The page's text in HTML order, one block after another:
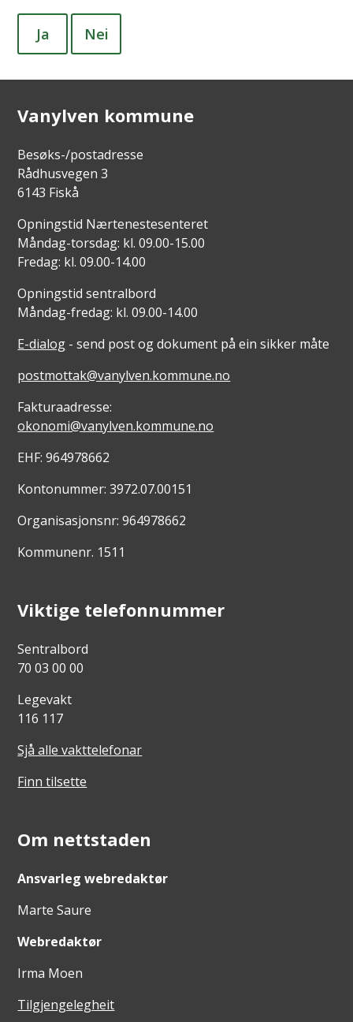
Ja Nei
Vanylven kommune
Besøks-/postadresse
Rådhusvegen 3
6143 Fiskå
Opningstid Nærtenestesenteret
Måndag-torsdag: kl. 09.00-15.00
Fredag: kl. 09.00-14.00
Opningstid sentralbord
Måndag-fredag: kl. 09.00-14.00
E-dialog - send post og dokument på ein sikker måte
postmottak@vanylven.kommune.no
Fakturaadresse:
okonomi@vanylven.kommune.no
EHF: 964978662
Kontonummer: 3972.07.00151
Organisasjonsnr: 964978662
Kommunenr. 1511
Viktige telefonnummer
Sentralbord
70 03 00 00
Legevakt
116 117
Sjå alle vakttelefonar
Finn tilsette
Om nettstaden
Ansvarleg webredaktør
Marte Saure
Webredaktør
Irma Moen
Tilgjengelegheit